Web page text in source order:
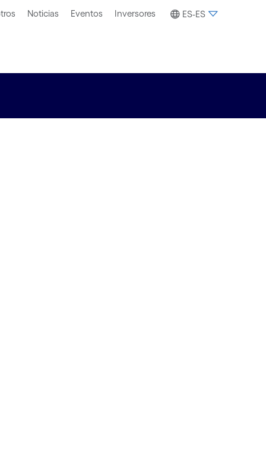
Noticias Eventos Inversores ES-ES